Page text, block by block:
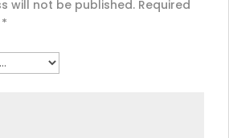
will not be published. Required
*